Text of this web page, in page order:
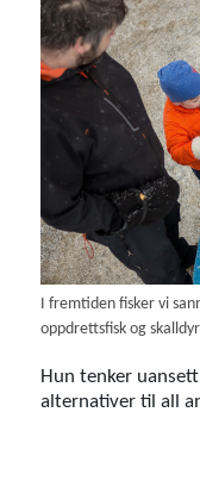
I fremtiden fisker vi
oppdrettsfisk og
Hun tenker
alternativer til all